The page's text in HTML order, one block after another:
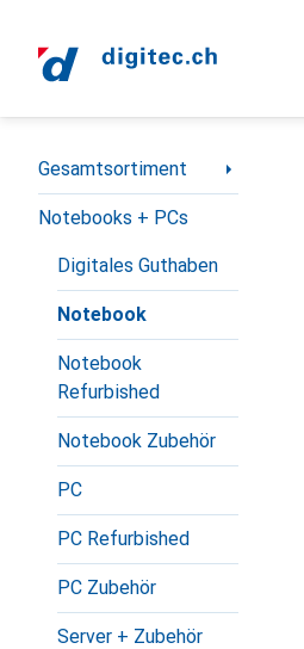
Navigation nach Kategorien
Gesamtsortiment
Notebooks + PCs
Digitales Guthaben
Notebook
Notebook
Refurbished
Notebook Zubehör
PC
PC Refurbished
PC Zubehör
Server + Zubehör